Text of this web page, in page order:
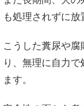
も処理されずに放
こうした糞尿や
り、無理に自力で
ます。